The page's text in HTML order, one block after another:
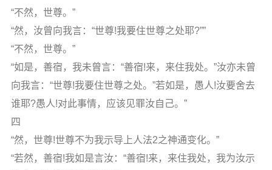
“不然，世尊。”
“然，汝曾向我言：“世尊!我要住世尊之处耶?””
“不然，世尊。”
“如是，善宿，我未曾言：“善宿!来，来住我处。”汝亦未曾
向我言：“世尊!我要住世尊之处。”若如是，愚人!汝要舍去
谁耶?愚人!对此事情，应该见罪汝自己。”
四
“然，世尊!世尊不为我示导上人法2之神通变化。”
“若然，善宿!我如是言汝：“善宿!来，来住我处，我为汝示